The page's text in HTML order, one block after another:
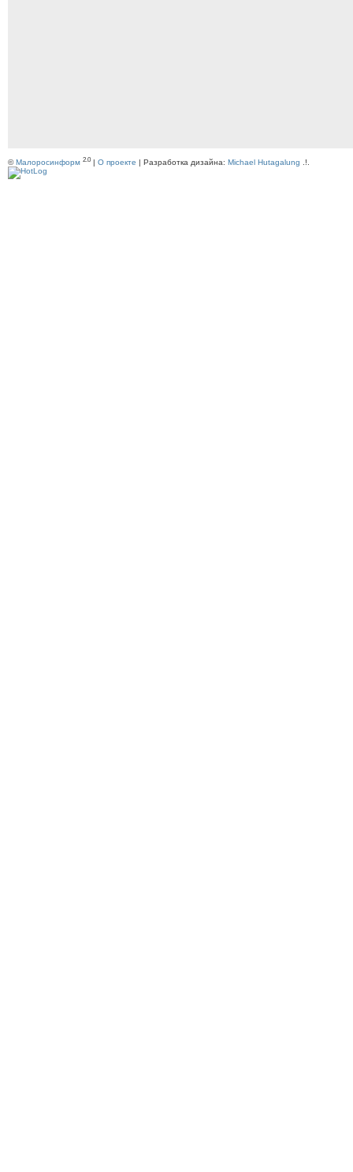
©Малоросинформ 2.0 | О проекте | Разработка дизайна: Michael Hutagalung .!.